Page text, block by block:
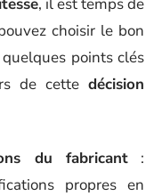
choisir le bon
points clés
de cette décision
du fabricant:
propres en